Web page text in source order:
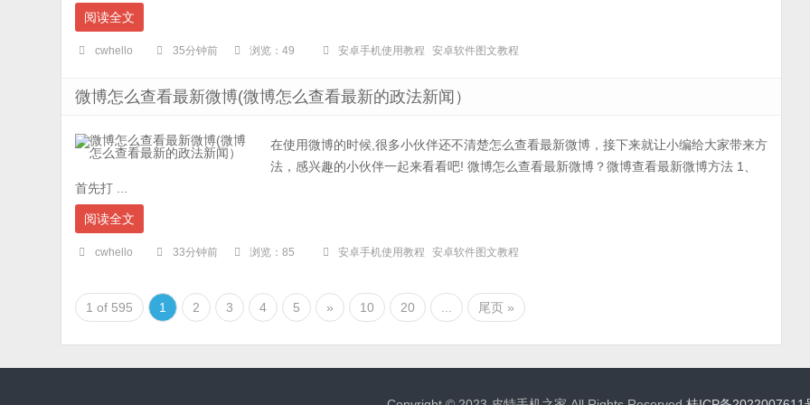
阅读全文
cwhello 35分钟前 浏览：49 安卓手机使用教程 安卓软件图文教程
微博怎么查看最新微博(微博怎么查看最新的政法新闻）
在使用微博的时候,很多小伙伴还不清楚怎么查看最新微博，接下来就让小编给大家带来方
法，感兴趣的小伙伴一起来看看吧! 微博怎么查看最新微博？微博查看最新微博方法 1、
首先打 ...
阅读全文
cwhello 33分钟前 浏览：85 安卓手机使用教程 安卓软件图文教程
1 of 595 1 2 3 4 5 » 10 20 尾页 »